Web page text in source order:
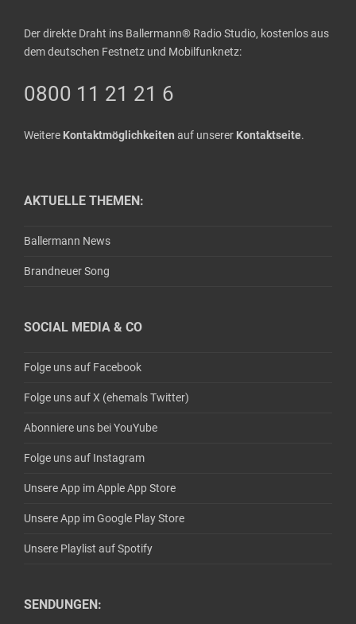
Der direkte Draht ins Ballermann® Radio Studio, kostenlos aus
dem deutschen Festnetz und Mobilfunknetz:
0800 11 21 21 6
Weitere Kontaktmöglichkeiten auf unserer Kontaktseite.
AKTUELLE THEMEN:
Ballermann News
Brandneuer Song
SOCIAL MEDIA & CO
Folge uns auf Facebook
Folge uns auf X (ehemals Twitter)
Abonniere uns bei YouYube
Folge uns auf Instagram
Unsere App im Apple App Store
Unsere App im Google Play Store
Unsere Playlist auf Spotify
SENDUNGEN: